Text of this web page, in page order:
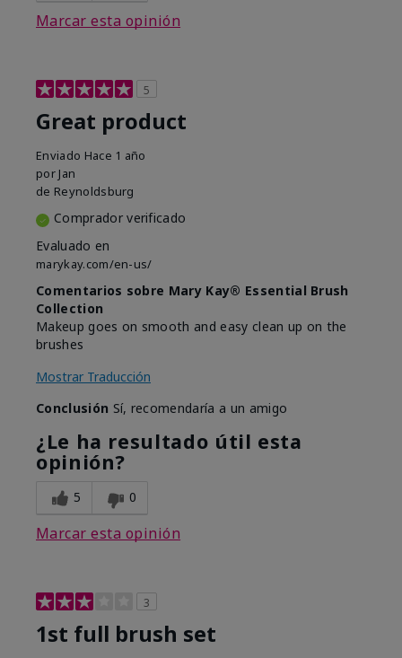
Marcar esta opinión
5
Great product
Enviado Hace 1 año
por Jan
de Reynoldsburg
Comprador verificado
Evaluado en
marykay.com/en-us/
Comentarios sobre Mary Kay® Essential Brush
Collection
Makeup goes on smooth and easy clean up on the
brushes
Mostrar Traducción
Conclusión Sí, recomendaría a un amigo
¿Le ha resultado útil esta
opinión?
5 0
Marcar esta opinión
3
1st full brush set